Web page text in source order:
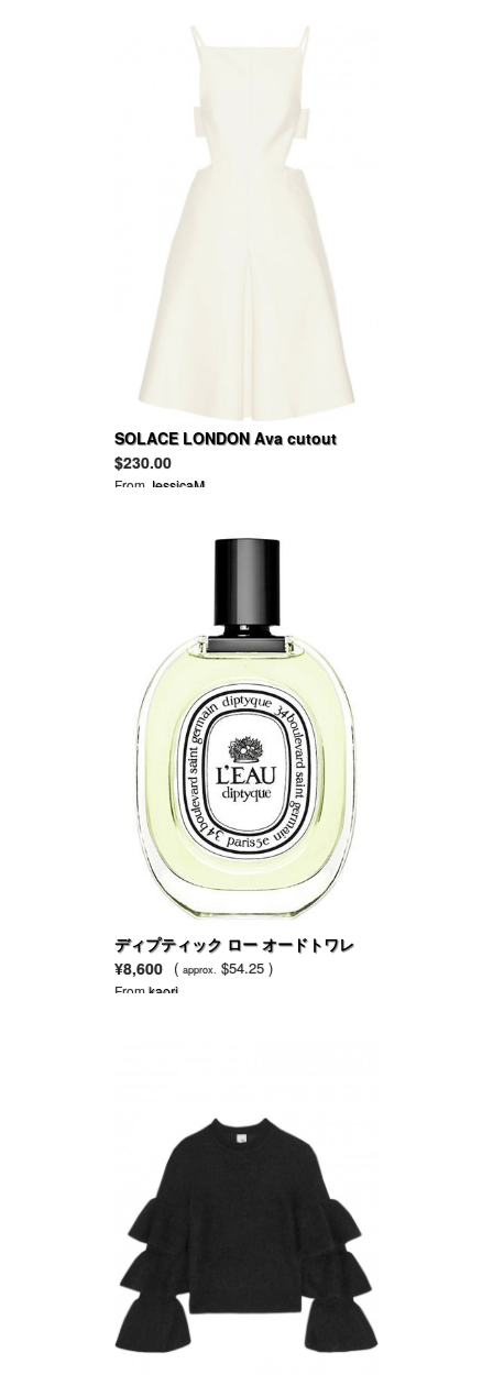
SOLACE LONDON Ava cutout
satin-crepe dress
$230.00
From JessicaM
ディプティック ロー オードトワレ
¥8,600 ( approx. $54.25 )
Fromkaori